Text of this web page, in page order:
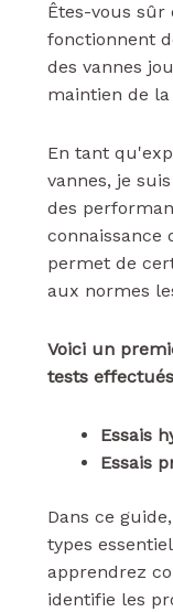
Êtes-vous sûr
fonctionnent
des vannes
maintien de
En tant
vannes, je
des
connaissance
permet de
aux normes
Voici un
tests
Essais
Essais
Dans ce
types
apprendrez
identifie les